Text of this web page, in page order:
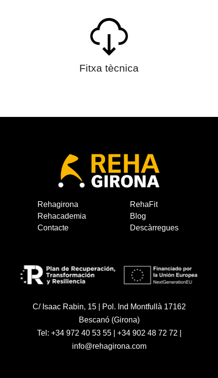
Fitxa tècnica
Rehagirona
RehaFit
Rehacademia
Blog
Contacte
Descàrregues
C/ Isaac Rabin, 15 | Pol. Ind Montfullà 17162
Bescanó (Girona)
Tel: +34 972 40 53 55| +34 902 48 72 72
info@rehagirona.com